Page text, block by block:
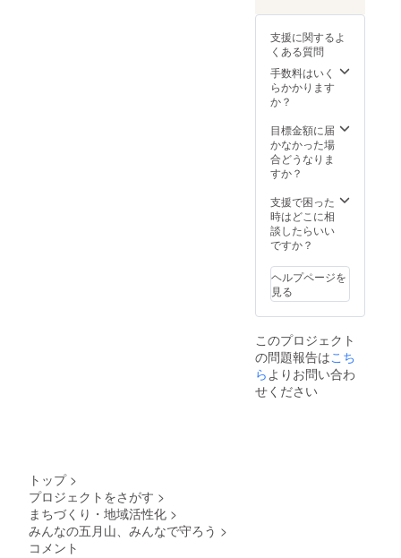
支援に関するよ
くある質問
手数料はいく
らかかります
か？
目標金額に届
かなかった場
合どうなりま
すか？
支援で困った
時はどこに相
談したらいい
ですか？
ヘルプページを
見る
このプロジェクト
の問題報告はこち
らよりお問い合わ
せください
トップ >
プロジェクトをさがす >
まちづくり・地域活性化 >
みんなの五月山、みんなで守ろう >
コメント